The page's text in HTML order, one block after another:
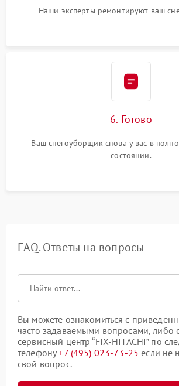
Наши эксперты ремонтируют ваш
6. Готово
Ваш снегоуборщик снова у вас в
состоянии.
FAQ. Ответы на вопросы
Вы можете ознакомиться с
часто задаваемыми вопросами, либо
сервисный центр “FIX-HITACHI” по
телефону+7 (495) 023-73-25 если не
свой вопрос.